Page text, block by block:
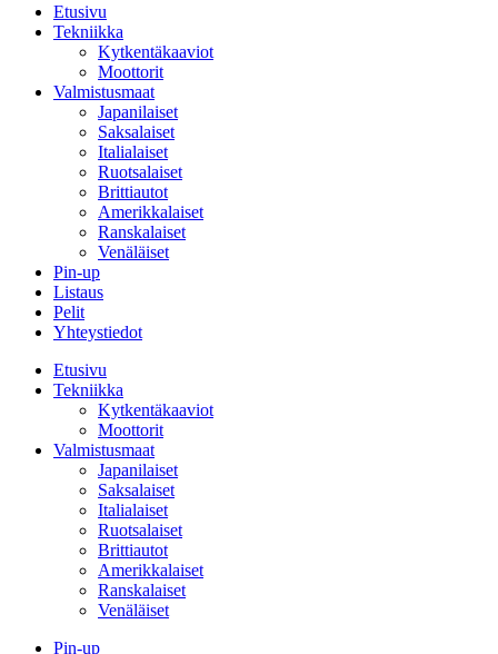
Etusivu
Tekniikka
Kytkentäkaaviot
Moottorit
Valmistusmaat
Japanilaiset
Saksalaiset
Italialaiset
Ruotsalaiset
Brittiautot
Amerikkalaiset
Ranskalaiset
Venäläiset
Pin-up
Listaus
Pelit
Yhteystiedot
Etusivu
Tekniikka
Kytkentäkaaviot
Moottorit
Valmistusmaat
Japanilaiset
Saksalaiset
Italialaiset
Ruotsalaiset
Brittiautot
Amerikkalaiset
Ranskalaiset
Venäläiset
Pin-up